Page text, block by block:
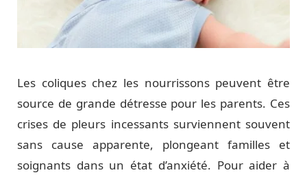
Les coliques chez les nourrissons peuvent être
source de grande détresse pour les parents. Ces
crises de pleurs incessants surviennent souvent
sans cause apparente, plongeant familles et
soignants dans un état d’anxiété. Pour aider à